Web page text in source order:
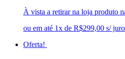
À vista a retirar na loja produto
ou em até 1x de R$299,00 s/
Oferta!